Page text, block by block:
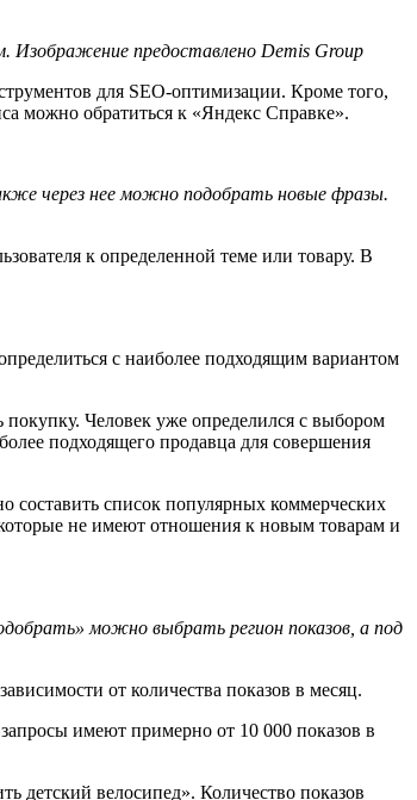
Изображение предоставлено Demis Group
для SEO-оптимизации. Кроме того,
можно обратиться к «Яндекс Справке».
через нее можно подобрать новые фразы.
к определенной теме или товару. В
с наиболее подходящим вариантом
покупку. Человек уже определился с выбором
подходящего продавца для совершения
составить список популярных коммерческих
не имеют отношения к новым товарам и
можно выбрать регион показов, а под
от количества показов в месяц.
имеют примерно от 10 000 показов в
детский велосипед». Количество показов